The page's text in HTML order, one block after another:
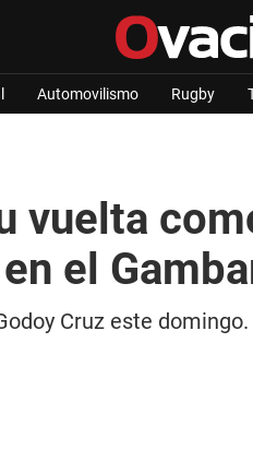
Automovilismo Rugby
vuelta
el
Cruz este